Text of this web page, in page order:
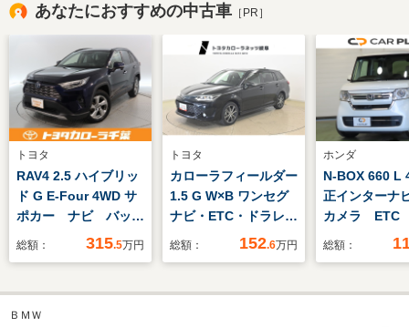
あなたにおすすめの中古車 ［PR］
トヨタ
RAV4 2.5 ハイブリッ
ド G E-Four 4WD サ
ポカー ナビ バック
モニター ETC
総額： 315.5万円
トヨタ
カローラフィールダー
1.5 G W×B ワンセグ
ナビ・ETC・ドラレコ
LEDヘッドライト付
総額： 152.6万円
ホンダ
N-BOX 660 L
正インターナ
カメラ ETC
ンスタ 片側
ーター フル
総額：
ＢＭＷ